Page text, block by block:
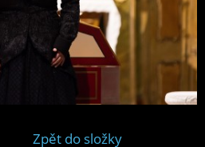
Zpět do složky